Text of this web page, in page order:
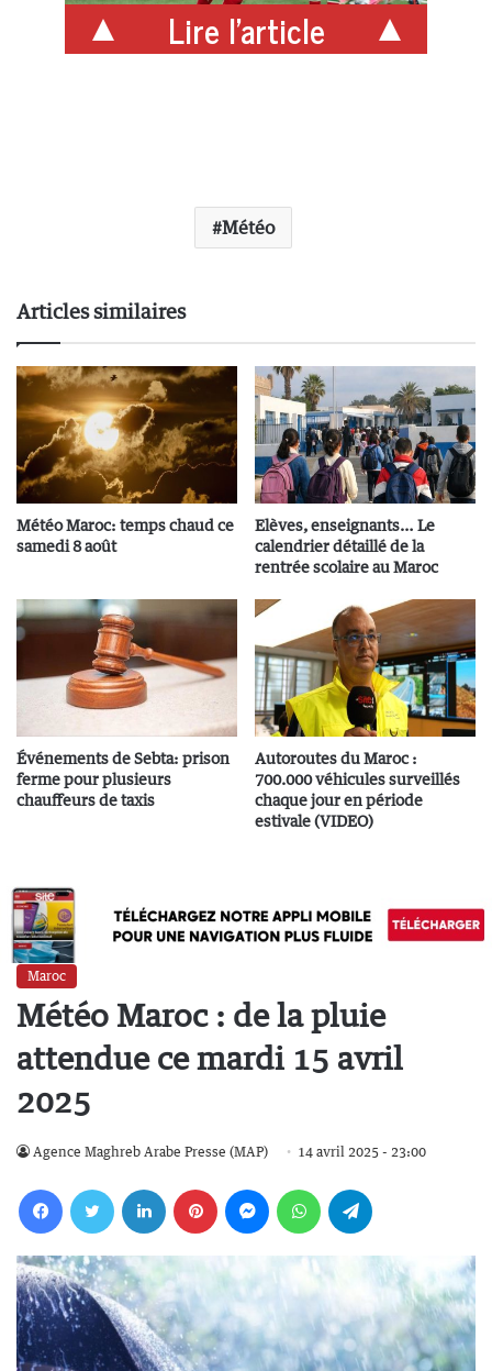
Lire l'article
Météo
Articles similaires
Météo Maroc: temps chaud ce
samedi 8 août
Elèves, enseignants… Le
calendrier détaillé de la
rentrée scolaire au Maroc
Événements de Sebta: prison
ferme pour plusieurs
chauffeurs de taxis
Autoroutes du Maroc :
700.000 véhicules surveillés
chaque jour en période
estivale (VIDEO)